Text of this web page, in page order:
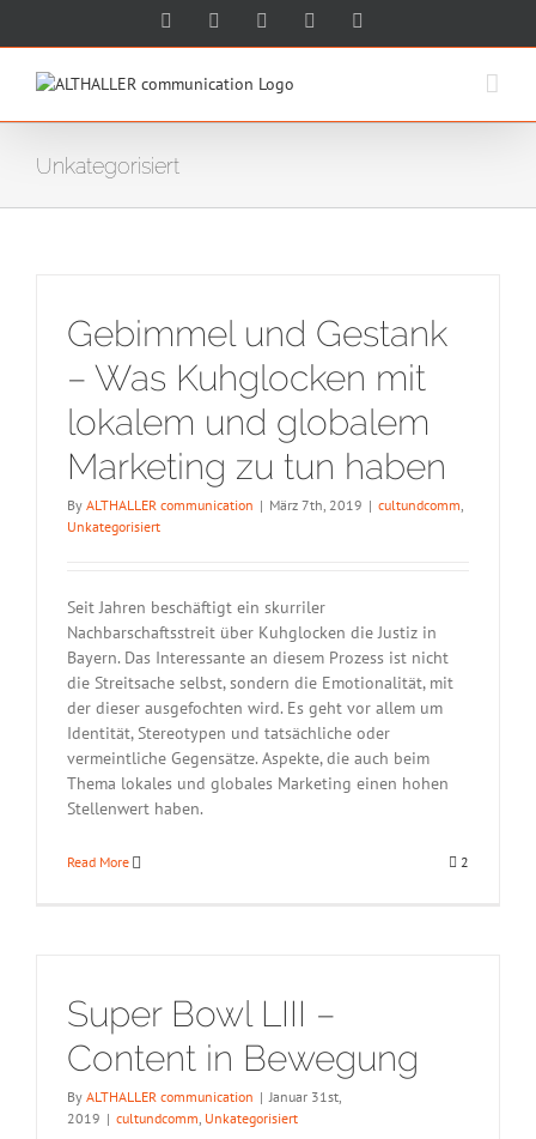
FacebookTwitter LinkedIn
Unkategorisiert
Gebimmel und Gestank
– Was Kuhglocken mit
lokalem und globalem
Marketing zu tun haben
By ALTHALLER communication | März 7th, 2019 | cultundcomm,
Unkategorisiert
Seit Jahren beschäftigt ein skurriler
Nachbarschaftsstreit über Kuhglocken die Justiz in
Bayern. Das Interessante an diesem Prozess ist nicht
die Streitsache selbst, sondern die Emotionalität, mit
der dieser ausgefochten wird. Es geht vor allem um
Identität, Stereotypen und tatsächliche oder
vermeintliche Gegensätze. Aspekte, die auch beim
Thema lokales und globales Marketing einen hohen
Stellenwert haben.
Read More 2
Super Bowl LIII –
Content in Bewegung
By ALTHALLER communication | Januar 31st,
2019 | cultundcomm, Unkategorisiert